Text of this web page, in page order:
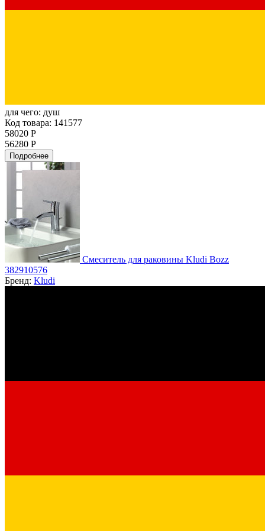
для чего: душ
Код товара: 141577
58020 Р
56280 Р
Подробнее
Смеситель для раковины Kludi Bozz
382910576
Бренд: Kludi